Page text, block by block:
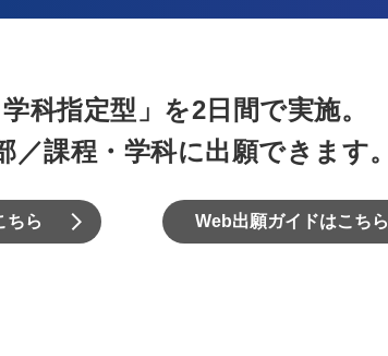
学科指定型」を2日間で実施。
／課程・学科に出願できます。
ちら Web出願ガイドはこちら